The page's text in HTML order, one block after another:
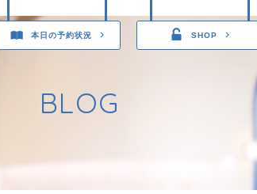
本日の予約状況 SHOP
BLOG